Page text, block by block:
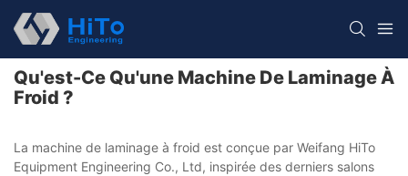
Qu'est-Ce Qu'une Machine De Laminage À
Froid ?
La machine de laminage à froid est conçue par Weifang HiTo
Equipment Engineering Co., Ltd, inspirée des derniers salons